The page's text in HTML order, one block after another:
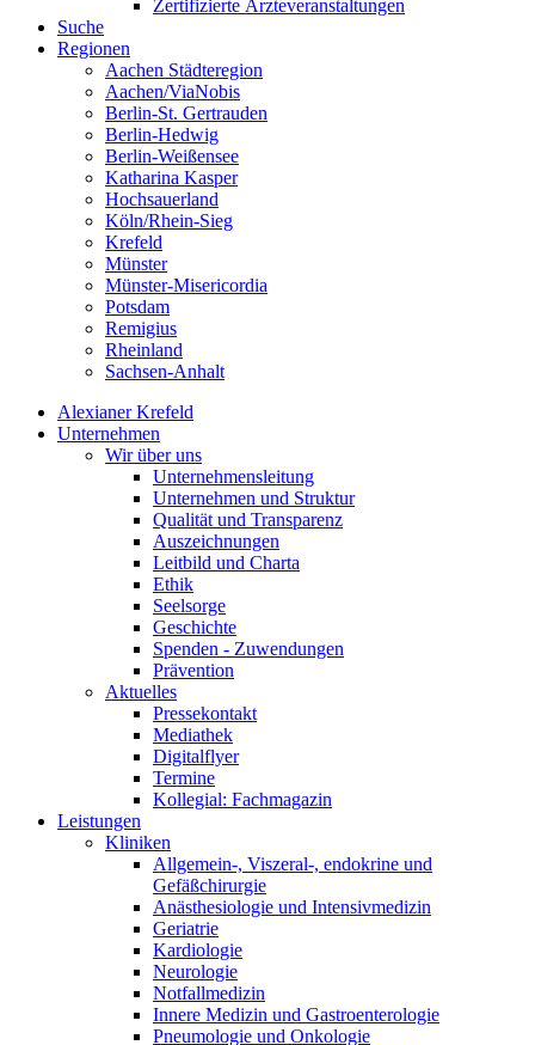
Zertifizierte Ärzteveranstaltungen
Suche
Regionen
Aachen Städteregion
Aachen/ViaNobis
Berlin-St. Gertrauden
Berlin-Hedwig
Berlin-Weißensee
Katharina Kasper
Hochsauerland
Köln/Rhein-Sieg
Krefeld
Münster
Münster-Misericordia
Potsdam
Remigius
Rheinland
Sachsen-Anhalt
Alexianer Krefeld
Unternehmen
Wir über uns
Unternehmensleitung
Unternehmen und Struktur
Qualität und Transparenz
Auszeichnungen
Leitbild und Charta
Ethik
Seelsorge
Geschichte
Spenden - Zuwendungen
Prävention
Aktuelles
Pressekontakt
Mediathek
Digitalflyer
Termine
Kollegial: Fachmagazin
Leistungen
Kliniken
Allgemein-, Viszeral-, endokrine und
Gefäßchirurgie
Anästhesiologie und Intensivmedizin
Geriatrie
Kardiologie
Neurologie
Notfallmedizin
Innere Medizin und Gastroenterologie
Pneumologie und Onkologie